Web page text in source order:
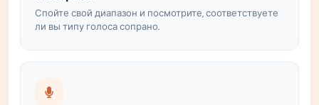
Спойте свой диапазон и посмотрите, соответствуете
ли вы типу голоса сопрано.